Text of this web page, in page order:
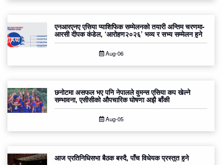
एनआरएनए एसिया प्याशिफिक सम्मेलनको तयारी अन्तिम चरणमा-
आरसी दीपक कंडेल, ‘आरोहण२०२६’ भव्य र सभ्य सम्मेलन हुने
Aug-06
छनोटमा असफल भए पनि नेपालले वुमन्स एसिया कप खेल्ने
सम्भावना, एसीसीको औपचारिक घोषणा अझै बाँकी
Aug-05
आज प्रतिनिधिसभा बैठक बस्दै, पाँच विधेयक प्रस्तुत हुने